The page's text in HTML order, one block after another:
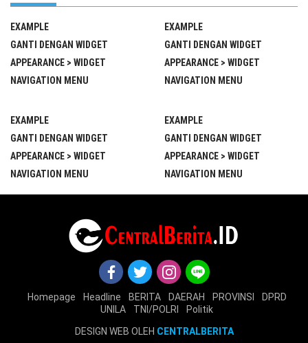
EXAMPLE
GANTI DENGAN WIDGET
APPEARANCE > WIDGET
NAVIGATION MENU
EXAMPLE
GANTI DENGAN WIDGET
APPEARANCE > WIDGET
NAVIGATION MENU
EXAMPLE
GANTI DENGAN WIDGET
APPEARANCE > WIDGET
NAVIGATION MENU
EXAMPLE
GANTI DENGAN WIDGET
APPEARANCE > WIDGET
NAVIGATION MENU
Homepage Headline BERITA DAERAH PROVINSI
DPRD
UNILA
TNI/POLRI
Politik
DESIGN WEB OLEH CENTRALBERITA